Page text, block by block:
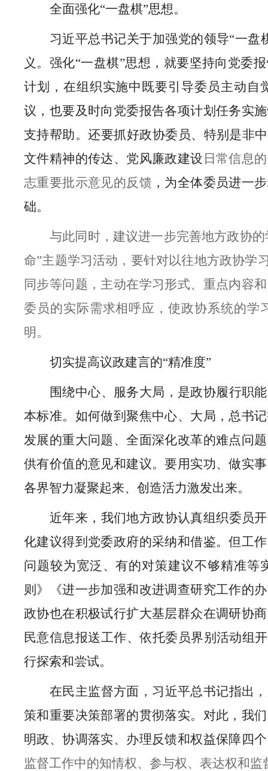
全面强化“一盘棋”思想。
习近平总书记关于加强党的领导“一
义。强化“一盘棋”思想，就要坚持向党委
计划，在组织实施中既要引导委员主动自
议，也要及时向党委报告各项计划任务实
支持帮助。还要抓好政协委员、特别是非
文件精神的传达、党风廉政建设 日常信息
志重要批示意见的反馈 ，为全体委员进一
础。
与此同时，建议进一步完善地方政协
命”主题学习活动，要针对以往地方政协学
同步等问题，主动在学习形式、重点内容
委员的实际需求相呼应，使政协系统的学
明。
切实提高议政建言的“精准度”
围绕中心、服务大局，是政协履行职
本标准。如何做到聚焦中心、大局，总书
发展的重大问题、全面深化改革的难点问
供有价值的意见和建议。要用实功、做实
各界智力凝聚起来、创造活力激发出来。
近年来，我们地方政协认真组织委员
化建议得到党委政府的采纳和借鉴。但工
问题较为宽泛、有的对策建议不够精准
则》《进一步加强和改进调查研究工作的
政协也在积极试行扩大基层群众在调研协
民意信息报送工作、依托委员界别活动组
行探索和尝试。
在民主监督方面，习近平总书记指出
策和重要决策部署的贯彻落实。对此，我
明政、协调落实、办理反馈和权益保障四
监督工作中的知情权、参与权、表达权和